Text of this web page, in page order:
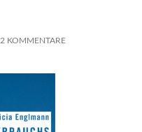
2 KOMMENTARE